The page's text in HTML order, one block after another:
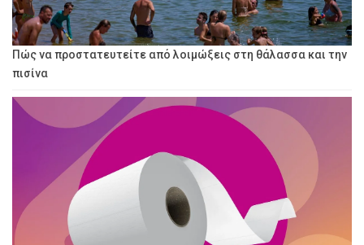
Πώς να προστατευτείτε από λοιμώξεις στη θάλασσα και την
πισίνα